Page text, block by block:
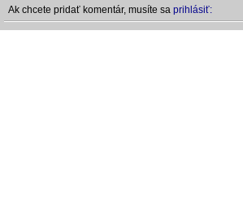
Ak chcete pridať komentár, musíte sa prihlásiť: